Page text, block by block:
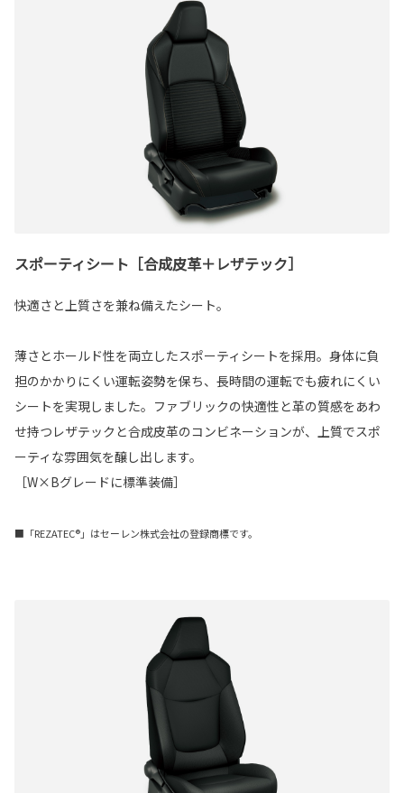
スポーティシート［合成皮革＋レザテック］
快適さと上質さを兼ね備えたシート。
薄さとホールド性を両立したスポーティシートを採用。身体に負
担のかかりにくい運転姿勢を保ち、長時間の運転でも疲れにくい
シートを実現しました。ファブリックの快適性と革の質感をあわ
せ持つレザテックと合成皮革のコンビネーションが、上質でスポ
ーティな雰囲気を醸し出します。
［W×Bグレードに標準装備］
■「REZATEC®」はセーレン株式会社の登録商標です。